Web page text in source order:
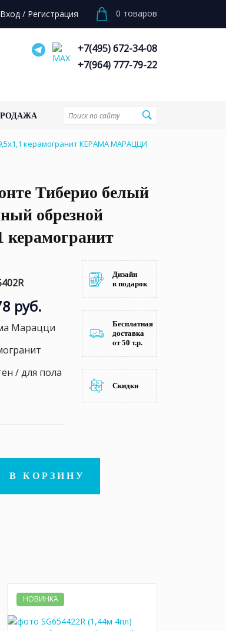
Вход / Регистрация 0 товаров
+7(495) 672-34-08
+7(964) 777-79-22
керамогранит КЕРАМА МАРАЦЦИ
Тиберио белый
обрезной
керамогранит
руб.
Марацци
/ для пола
В КОРЗИНУ
Дизайн
в подарок
Бесплатная
доставка
от 50 т.р.
Скидки
НОВИНКА